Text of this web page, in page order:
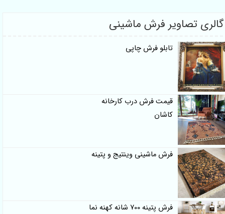
تصاویر فرش ماشینی
تابلو فرش چاپی
قیمت فرش درب کارخانه
کاشان
فرش ماشینی وینتیج و پتینه
فرش پتینه 700 شانه کهنه نما